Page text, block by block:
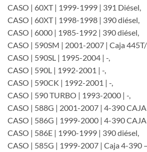
CASO | 60XT | 1999-1999 | 391 Diésel,
CASO | 60XT | 1998-1998 | 390 diésel,
CASO | 6000 | 1985-1992 | 390 diésel,
CASO | 590SM | 2001-2007 | Caja
CASO | 590SL | 1995-2004 | -,
CASO | 590L | 1992-2001 | -,
CASO | 590CK | 1992-2001 | -,
CASO | 590 TURBO | 1993-2000 | -,
CASO | 588G | 2001-2007 | 4-390 CAJA
CASO | 586G | 1999-2000 | 4-390 CAJA
CASO | 586E | 1990-1999 | 390 diésel,
CASO | 585G | 1999-2007 | Caja 4-390 –